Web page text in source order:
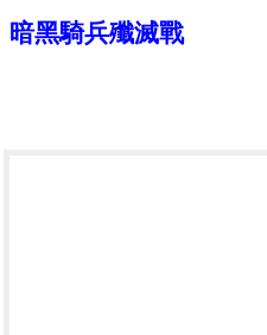
暗黑騎兵殲滅戰